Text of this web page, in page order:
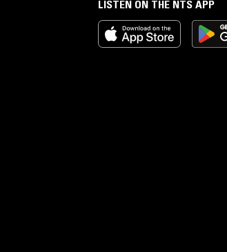
LISTEN ON THE NTS APP